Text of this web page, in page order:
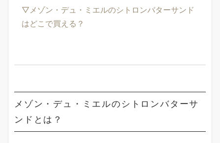
▽メゾン・デュ・ミエルのシトロンバターサンド
はどこで買える？
メゾン・デュ・ミエルのシトロンバターサ
ンドとは？